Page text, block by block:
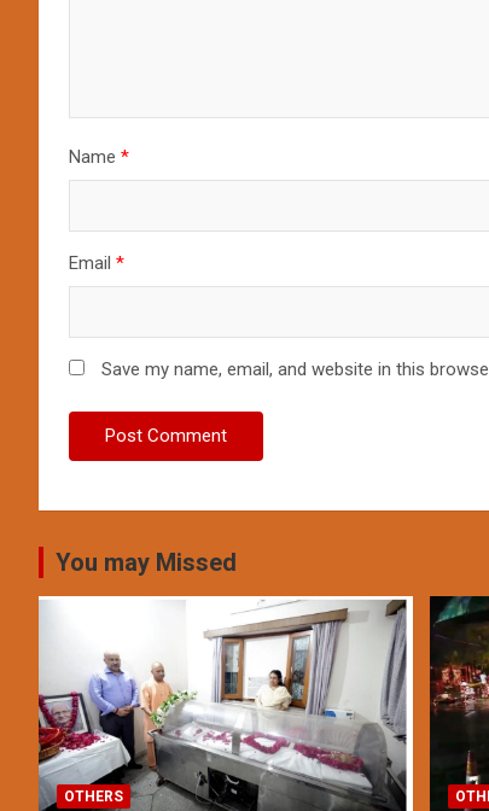
Name *
Email *
Save my name, email, and website in this
You may Missed
OTHERS